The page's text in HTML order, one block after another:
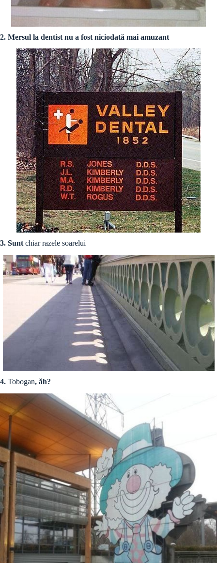
2. Mersul la dentist nu a fost niciodată mai amuzant
3. Sunt chiar razele soarelui
4. Tobogan, ăh?